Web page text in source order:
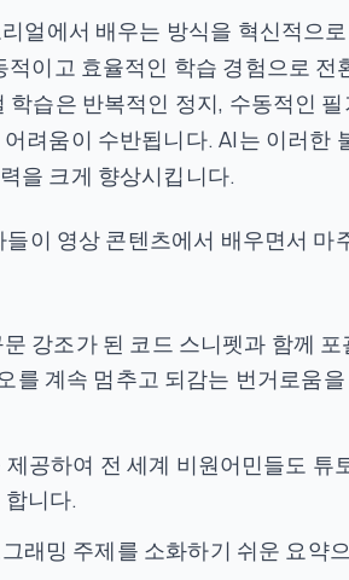
얼에서 배우는 방식을 혁신적으
이고 효율적인 학습 경험으로 전
습은 반복적인 정지, 수동적인 필
려움이 수반됩니다. AI는 이러한
을 크게 향상시킵니다.
이 영상 콘텐츠에서 배우면서 마
문 강조가 된 코드 스니펫과 함께 포
를 계속 멈추고 되감는 번거로움을
공하여 전 세계 비원어민들도 튜
니다.
래밍 주제를 소화하기 쉬운 요약